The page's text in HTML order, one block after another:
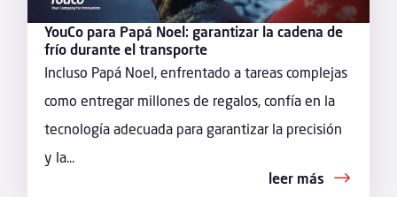
YouCo para Papá Noel: garantizar la cadena de
frío durante el transporte
Incluso Papá Noel, enfrentado a tareas complejas
como entregar millones de regalos, confía en la
tecnología adecuada para garantizar la precisión
y la...
leer más